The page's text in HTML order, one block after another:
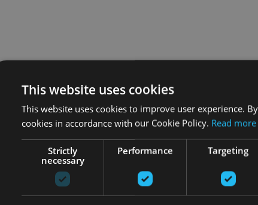
This website uses cookies
This website uses cookies to improve user experience.
cookies in accordance with our Cookie Policy. Read more
Strictly
necessary
Performance Targeting